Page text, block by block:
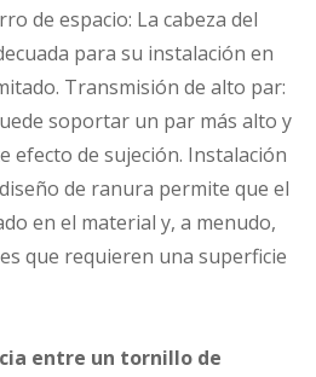
de espacio: La cabeza del
para su instalación en
Transmisión de alto par:
soportar un par más alto y
de sujeción. Instalación
de ranura permite que el
en el material y, a menudo,
que requieren una superficie
entre un tornillo de